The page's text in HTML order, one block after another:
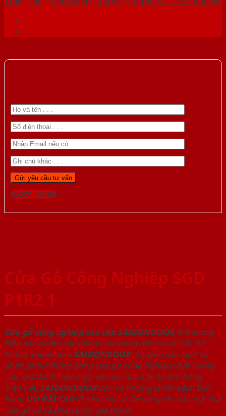
Gọi 0976.169.864
Cửa Gỗ Công Nghiệp SGD
P1R2 1
Cửa gỗ công nghiệp cao cấp SAIGONDOORlà thương
hiệu sản phẩm các dòng cửa trong một chuỗi các hệ
thống Showroom SAIGONDOOR. Chuyên sản xuất và
phân phối những dòng cửa gỗ công nghiệp chất lượng
cao, giá thành phù hợp với mọi nhu cầu khách hàng.
Trên hết, SAIGONDOORcòn có những chính sách bán
hàng ƯU ĐÃI CAOđi kèm với sự đa dạng về mẫu mã, loại
cửa gỗ và cả phân khúc giá thành.